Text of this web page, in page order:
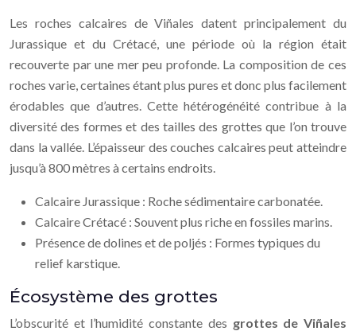
Les roches calcaires de Viñales datent principalement du
Jurassique et du Crétacé, une période où la région était
recouverte par une mer peu profonde. La composition de ces
roches varie, certaines étant plus pures et donc plus facilement
érodables que d’autres. Cette hétérogénéité contribue à la
diversité des formes et des tailles des grottes que l’on trouve
dans la vallée. L’épaisseur des couches calcaires peut atteindre
jusqu’à 800 mètres à certains endroits.
Calcaire Jurassique : Roche sédimentaire carbonatée.
Calcaire Crétacé : Souvent plus riche en fossiles marins.
Présence de dolines et de poljés : Formes typiques du
relief karstique.
Écosystème des grottes
L’obscurité et l’humidité constante des grottes de Viñales